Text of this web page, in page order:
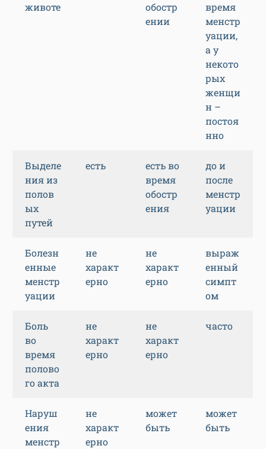
животе
обостр
ении
время
менстр
уации,
а у
некото
рых
женщи
н –
постоя
нно
Выделе
ния из
полов
ых
путей
есть
есть во
время
обостр
ения
до и
после
менстр
уации
Болезн
енные
менстр
уации
не
характ
ерно
не
характ
ерно
выраж
енный
симпт
ом
Боль
во
время
полово
го акта
не
характ
ерно
не
характ
ерно
часто
Наруш
ения
менстр
не
характ
ерно
может
быть
может
быть